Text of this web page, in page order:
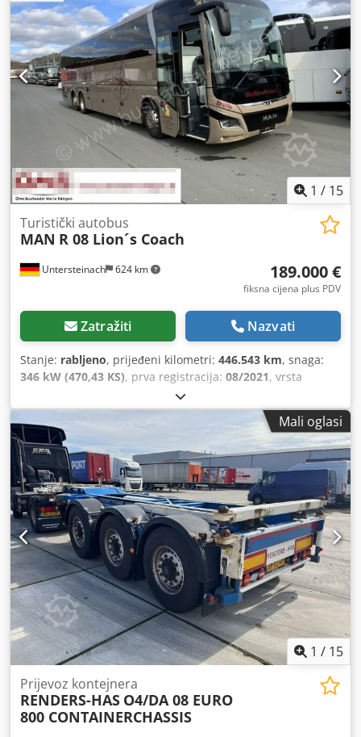
1 / 15
Untersteinach 624 km
Turistički autobus
MAN R 08 Lion´s Coach
189.000 €
fiksna cijena plus PDV
Zatražiti Nazvati
Stanje: rabljeno, prijeđeni kilometri: 446.543 km, snaga:
346 kW (470,43 KS), prva registracija: 08/2021, vrsta
, vrsta prijenosa:
emisijska klasa:Euro 6, boja:smeđa, kočnice:retarder,
Godina proizvodnje:
ABS, elektronički
program stabilnosti (ESP), klima uređaj, kontrola
proklizavanja, maglenke, servo upravljač, središnje
zaključavanje, tempomat,
Mali oglasi
1 / 15
Prijevoz kontejnera
RENDERS-HAS O4/DA 08 EURO
800 CONTAINERCHASSIS